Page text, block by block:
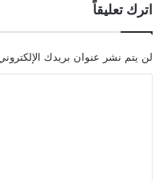
اترك تعليقاً
لن يتم نشر عنوان بريدك